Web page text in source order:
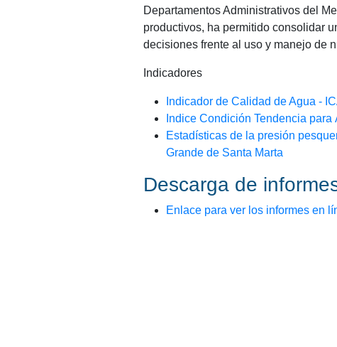
Departamentos Administrativos del
productivos, ha permitido consolidar
decisiones frente al uso y manejo de
Indicadores
Indicador de Calidad de Agua -
Indice Condición Tendencia
Estadísticas de la presión
Grande de Santa Marta
Descarga de
Enlace para ver los informes en